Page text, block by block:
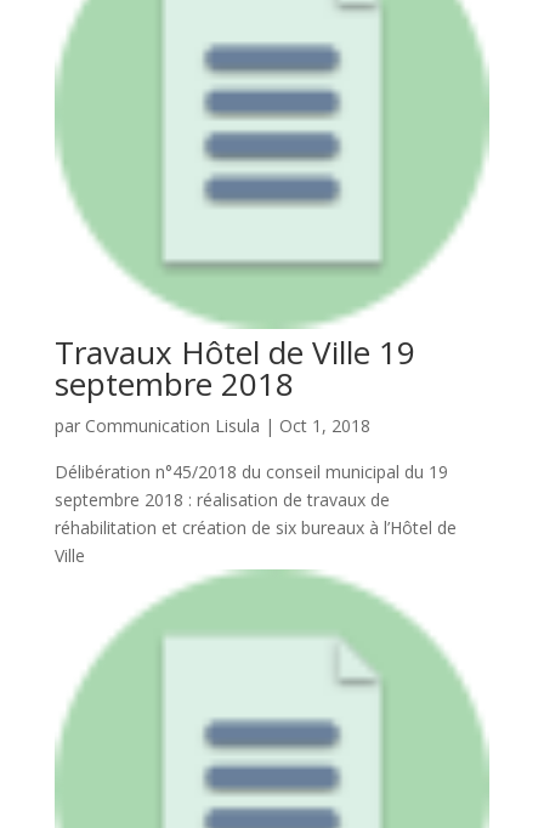
Travaux Hôtel de Ville 19
septembre 2018
par Communication Lisula | Oct 1, 2018
Délibération n°45/2018 du conseil municipal du 19
septembre 2018 : réalisation de travaux de
réhabilitation et création de six bureaux à l’Hôtel de
Ville